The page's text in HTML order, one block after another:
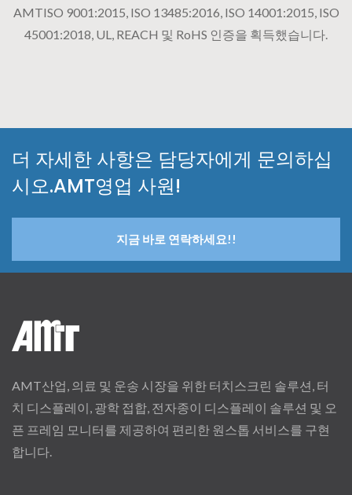
AMTISO 9001:2015, ISO 13485:2016, ISO 14001:2015, ISO
45001:2018, UL, REACH 및 RoHS 인증을 획득했습니다.
더 자세한 사항은 담당자에게 문의하십
시오.AMT영업 사원!
지금 바로 연락하세요!!
AMT산업, 의료 및 운송 시장을 위한 터치스크린 솔루션, 터
치 디스플레이, 광학 접합, 전자종이 디스플레이 솔루션 및 오
픈 프레임 모니터를 제공하여 편리한 원스톱 서비스를 구현
합니다.